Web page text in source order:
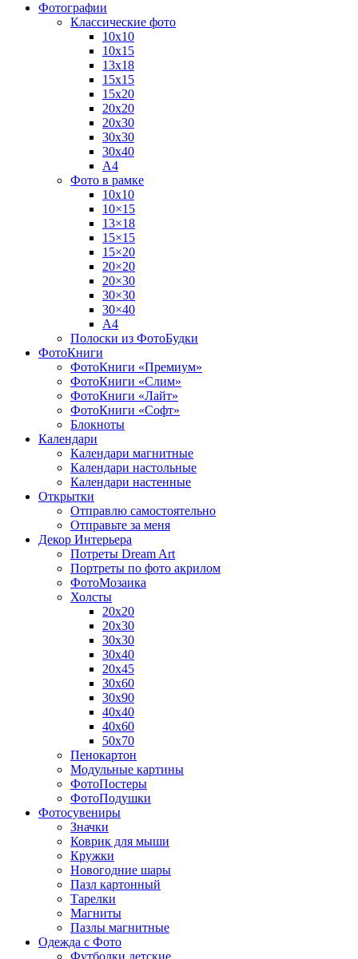
Фотографии
Классические фото
10х10
10х15
13х18
15х15
15х20
20х20
20х30
30х30
30х40
А4
Фото в рамке
10х10
10×15
13×18
15×15
15×20
20×20
20×30
30×30
30×40
A4
Полоски из ФотоБудки
ФотоКниги
ФотоКниги «Премиум»
ФотоКниги «Слим»
ФотоКниги «Лайт»
ФотоКниги «Софт»
Блокноты
Календари
Календари магнитные
Календари настольные
Календари настенные
Открытки
Отправлю самостоятельно
Отправьте за меня
Декор Интерьера
Потреты Dream Art
Портреты по фото акрилом
ФотоМозаика
Холсты
20х20
20х30
30х30
30х40
20х45
30х60
30х90
40х40
40х60
50х70
Пенокартон
Модульные картины
ФотоПостеры
ФотоПодушки
Фотоcувениры
Значки
Коврик для мыши
Кружки
Новогодние шары
Пазл картонный
Тарелки
Магниты
Пазлы магнитные
Одежда с Фото